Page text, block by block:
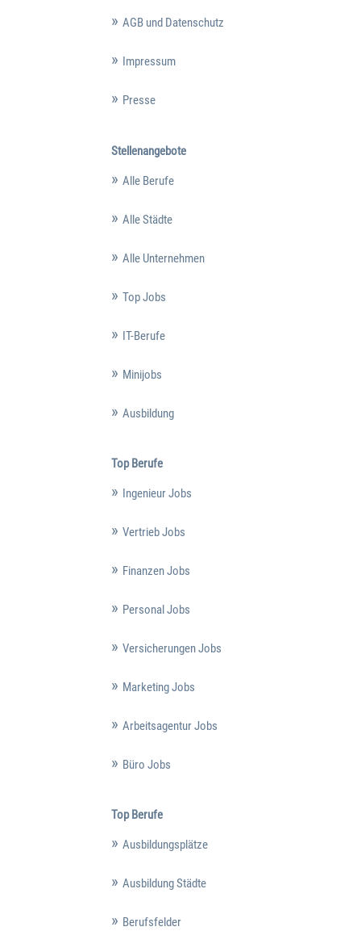
AGB und Datenschutz
Impressum
Presse
Stellenangebote
Alle Berufe
Alle Städte
Alle Unternehmen
Top Jobs
IT-Berufe
Minijobs
Ausbildung
Top Berufe
Ingenieur Jobs
Vertrieb Jobs
Finanzen Jobs
Personal Jobs
Versicherungen Jobs
Marketing Jobs
Arbeitsagentur Jobs
Büro Jobs
Top Berufe
Ausbildungsplätze
Ausbildung Städte
Berufsfelder